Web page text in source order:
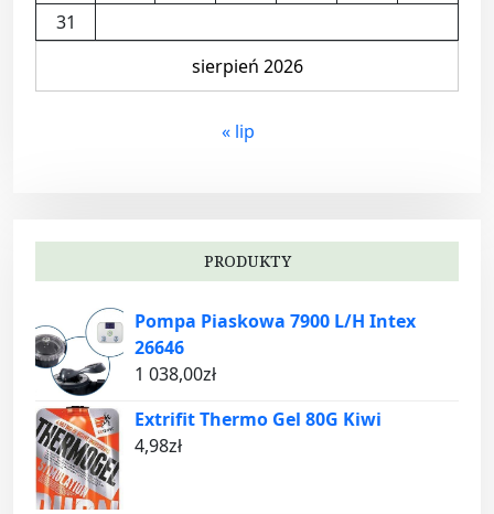
sierpień 2026
31
« lip
PRODUKTY
Pompa Piaskowa 7900 L/H Intex
26646
1 038,00zł
Extrifit Thermo Gel 80G Kiwi
4,98zł